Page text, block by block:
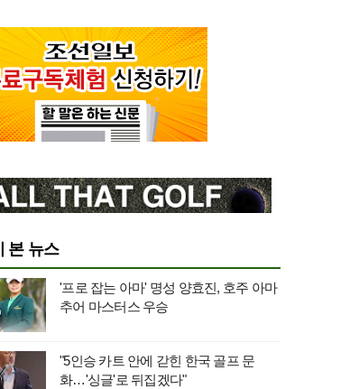
본 뉴스
'프로 잡는 아마' 명성 양효진, 호주 아마
추어 마스터스 우승
"5인승 카트 안에 갇힌 한국 골프 문
화…'싱글'로 뒤집겠다"